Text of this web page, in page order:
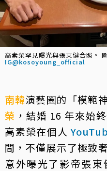
高素榮罕見曝光與張東健合照。
IG@kosoyoung_official
南韓演藝圈的「模範
榮 ，結婚 16 年來始
高素榮在個人
間，不僅展示了極致
意外曝光了影帝張東